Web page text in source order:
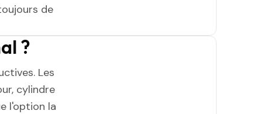
de
?
Les
cylindre
l'option la